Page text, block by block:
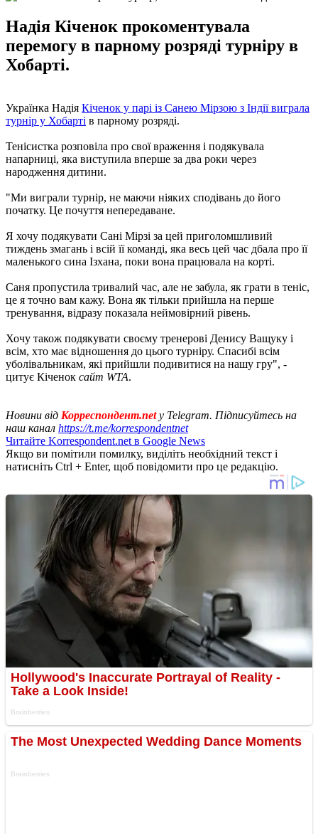
Надія Кіченок прокоментувала
перемогу в парному розряді турніру в
Хобарті.
Українка Надія Кіченок у парі із Санею Мірзою з Індії виграла
турнір у Хобарті в парному розряді.
Тенісистка розповіла про свої враження і подякувала
напарниці, яка виступила вперше за два роки через
народження дитини.
"Ми виграли турнір, не маючи ніяких сподівань до його
початку. Це почуття непередаване.
Я хочу подякувати Сані Мірзі за цей приголомшливий
тиждень змагань і всій її команді, яка весь цей час дбала про її
маленького сина Ізхана, поки вона працювала на корті.
Саня пропустила тривалий час, але не забула, як грати в теніс,
це я точно вам кажу. Вона як тільки прийшла на перше
тренування, відразу показала неймовірний рівень.
Хочу також подякувати своєму тренерові Денису Ващуку і
всім, хто має відношення до цього турніру. Спасибі всім
уболівальникам, які прийшли подивитися на нашу гру", -
цитує Кіченок сайт WTA.
Новини від Корреспондент.netу Telegram. Підписуйтесь на
наш канал https://t.me/korrespondentnet
Читайте Korrespondent.net в Google News
Якщо ви помітили помилку, виділіть необхідний текст і
натисніть Ctrl + Enter, щоб повідомити про це редакцію.